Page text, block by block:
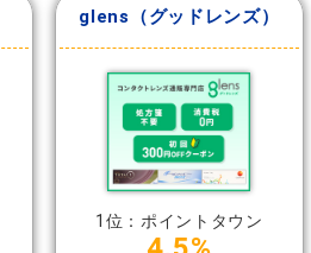
glens（グッドレンズ）
1位：ポイントタウン